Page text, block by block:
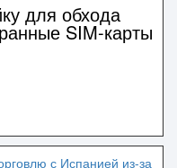
для обхода
SIM-карты